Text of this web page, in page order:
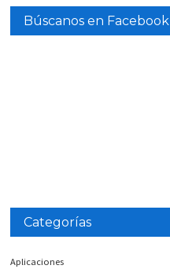
Búscanos en Facebook
Categorías
Aplicaciones